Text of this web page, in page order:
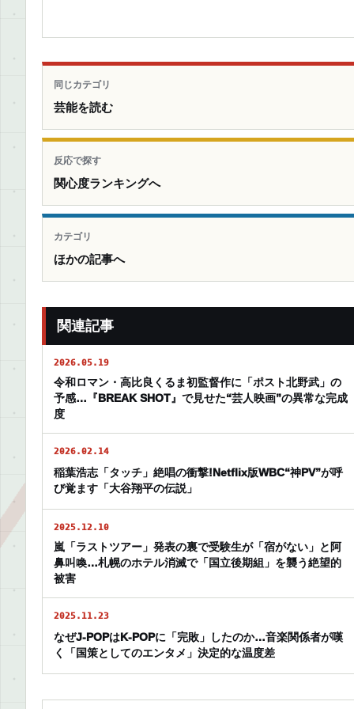
同じカテゴリ
芸能を読む
反応で探す
関心度ランキングへ
カテゴリ
ほかの記事へ
関連記事
2026.05.19
令和ロマン・高比良くるま初監督作に「ポスト北野武」の
予感…『BREAK SHOT』で見せた“芸人映画”の異常な完成
度
2026.02.14
稲葉浩志「タッチ」絶唱の衝撃!Netflix版WBC“神PV”が呼
び覚ます「大谷翔平の伝説」
2025.12.10
嵐「ラストツアー」発表の裏で受験生が「宿がない」と阿
鼻叫喚…札幌のホテル消滅で「国立後期組」を襲う絶望的
被害
2025.11.23
なぜJ-POPはK-POPに「完敗」したのか…音楽関係者が嘆
く「国策としてのエンタメ」決定的な温度差